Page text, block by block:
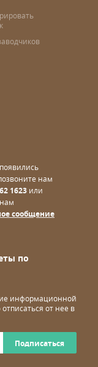
нам
1623 или
сообщение
по
информационной
от нее в
Подписаться